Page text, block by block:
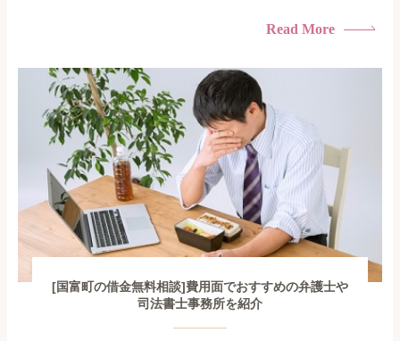
族に知られたくない・借金の催促、取り立てで憂鬱になる。・
も限界があ...
Read More
[国富町の借金無料相談]費用面でおすすめの弁護士や
司法書士事務所を紹介